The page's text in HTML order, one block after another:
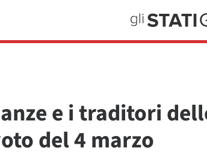
e i traditori
del 4 marzo